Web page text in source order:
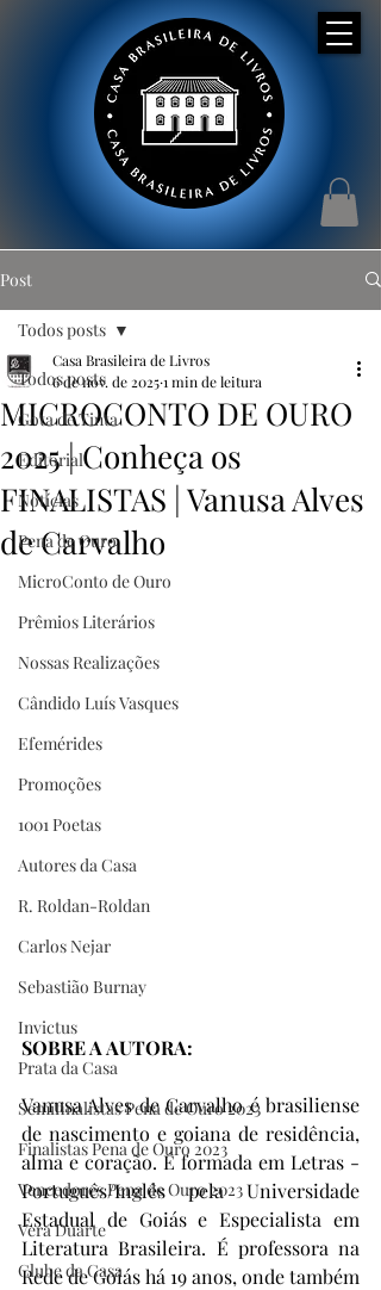
Post
Todos posts
Gota de Tinta
Editorial
Notícias
Pena de Ouro
MicroConto de Ouro
Prêmios Literários
Nossas Realizações
Cândido Luís Vasques
Efemérides
Promoções
1001 Poetas
Autores da Casa
R. Roldan-Roldan
Carlos Nejar
Sebastião Burnay
Invictus
Prata da Casa
Semifinalistas Pena de Ouro 2023
Finalistas Pena de Ouro 2023
Vencedores Pena de Ouro 2023
Vera Duarte
Clube da Casa
Todos posts
MICROCONTO DE OURO
2025 | Conheça os
FINALISTAS | Vanusa Alves
de Carvalho
Casa Brasileira de Livros
6 de nov. de 20251 min de leitura
SOBRE A AUTORA:
Vanusa Alves de Carvalho é brasiliense
de nascimento e goiana de residência,
alma e coração. É formada em Letras -
Português/Inglês pela Universidade
Estadual de Goiás e Especialista em
Literatura Brasileira. É professora na
Rede de Goiás há 19 anos, onde também